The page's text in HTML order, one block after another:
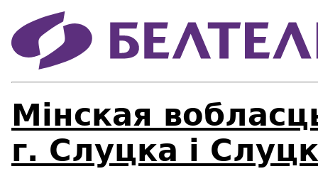
Мінская
г. Слуцка i